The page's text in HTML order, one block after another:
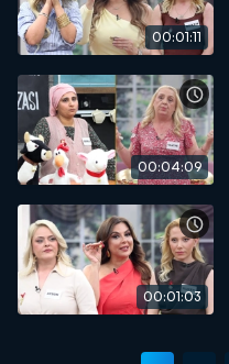
00:01:11
00:04:09
00:01:03